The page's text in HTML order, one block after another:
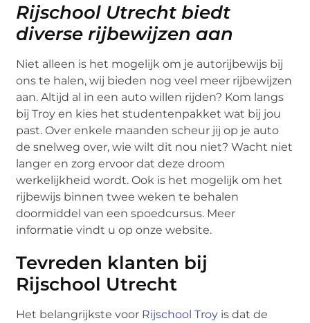
Rijschool Utrecht biedt
diverse rijbewijzen aan
Niet alleen is het mogelijk om je autorijbewijs bij
ons te halen, wij bieden nog veel meer rijbewijzen
aan. Altijd al in een auto willen rijden? Kom langs
bij Troy en kies het studentenpakket wat bij jou
past. Over enkele maanden scheur jij op je auto
de snelweg over, wie wilt dit nou niet? Wacht niet
langer en zorg ervoor dat deze droom
werkelijkheid wordt. Ook is het mogelijk om het
rijbewijs binnen twee weken te behalen
doormiddel van een spoedcursus. Meer
informatie vindt u op onze website.
Tevreden klanten bij
Rijschool Utrecht
Het belangrijkste voor Rijschool Troy is dat de